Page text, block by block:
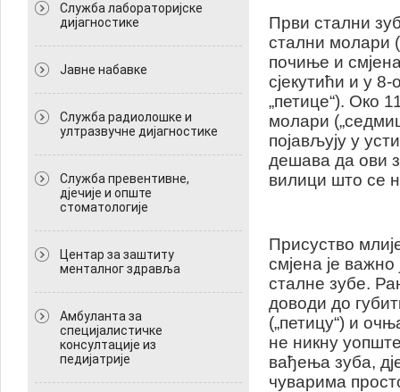
Служба лабораторијске
дијагностике
Јавне набавке
Служба радиолошке и
ултразвучне дијагностике
Служба превентивне,
дјечије и опште
стоматологије
Центар за заштиту
менталног здравља
Амбуланта за
специјалистичке
консултације из
педијатрије
Први стални
стални молари
почиње и
сјекутићи и у 8-
„петице“). Око
молари
појављују у
дешава да ови
вилици што се
Присуство
смјена је
сталне зубе.
доводи до
(„петицу“) и
не никну
вађења зуба,
чуварима